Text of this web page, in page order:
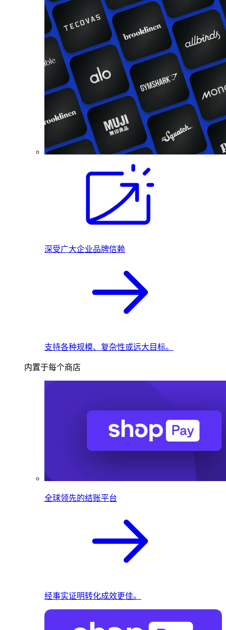
深受广大企业品牌信赖
支持各种规模、复杂性或远大目标。
内置于每个商店
全球领先的结账平台
经事实证明转化成效更佳。